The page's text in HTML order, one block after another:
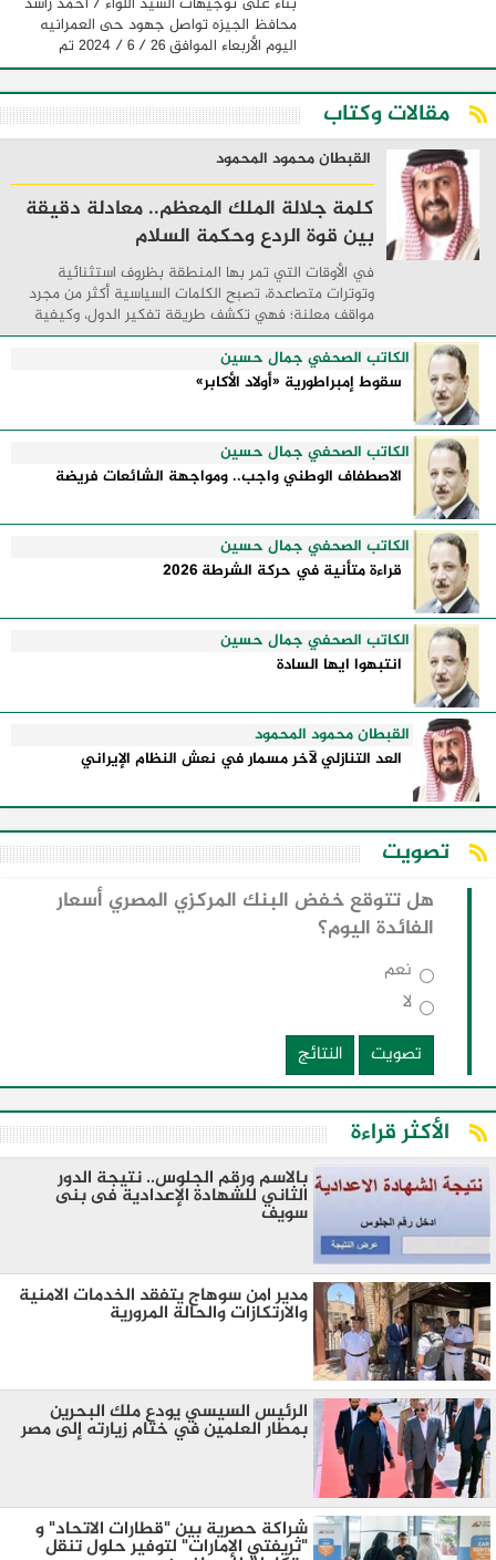
محافظ الجيزه تواصل جهود حى العمرانيه
اليوم الأربعاء الموافق ٢٦ / ٦ / ٢٠٢٤ تم
متابعه مبادرة فريق الكشافه بكنيسة العذراء
مريم بشارع خاتم المرسلين بدهان الرصيف ...
مقالات وكتاب
القبطان محمود المحمود
كلمة جلالة الملك المعظم.. معادلة دقيقة
بين قوة الردع وحكمة السلام
في الأوقات التي تمر بها المنطقة بظروف استثنائية
وتوترات متصاعدة، تصبح الكلمات السياسية أكثر من مجرد
مواقف معلنة؛ فهي تكشف طريقة تفكير الدول، وكيفية
إدارتها للأزمات، والحدود التي تفصل بين القوة ...
الكاتب الصحفي جمال حسين
سقوط إمبراطورية «أولاد الأكابر»
الكاتب الصحفي جمال حسين
الاصطفاف الوطني واجب.. ومواجهة الشائعات فريضة
الكاتب الصحفي جمال حسين
قراءة متأنية في حركة الشرطة 2026
الكاتب الصحفي جمال حسين
انتبهوا ايها السادة
القبطان محمود المحمود
العد التنازلي لآخر مسمار في نعش النظام الإيراني
تصويت
هل تتوقع خفض البنك المركزي المصري أسعار
الفائدة اليوم؟
نعم
لا
تصويت
النتائج
الأكثر قراءة
بالاسم ورقم الجلوس.. نتيجة الدور
الثاني للشهادة الإعدادية فى بنى
سويف
مدير امن سوهاج يتفقد الخدمات الامنية
والارتكازات والحالة المرورية
الرئيس السيسي يودع ملك البحرين
بمطار العلمين في ختام زيارته إلى مصر
شراكة حصرية بين "قطارات الاتحاد" و
"ثريفتي الإمارات" لتوفير حلول تنقل